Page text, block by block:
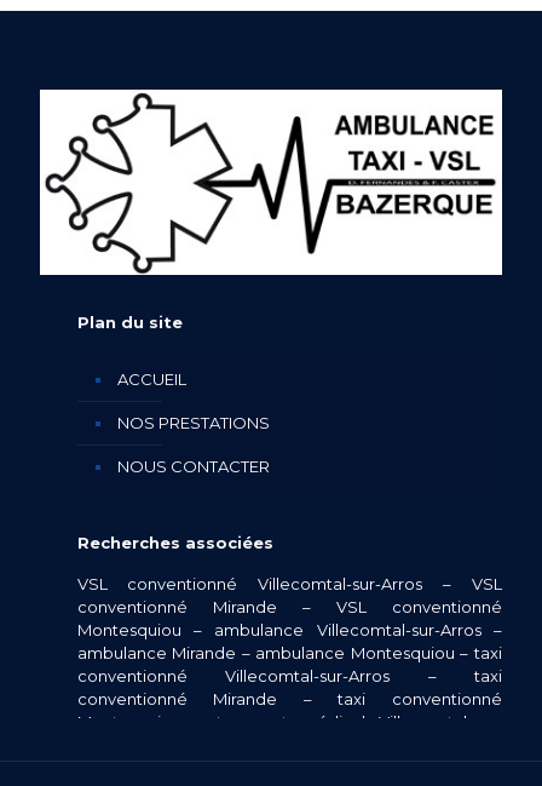
Plan du site
ACCUEIL
NOS PRESTATIONS
NOUS CONTACTER
Recherches associées
VSL conventionné Villecomtal-sur-Arros –VSL
conventionné Mirande – VSL conventionné
Montesquiou – ambulance Villecomtal-sur-Arros–
ambulance Mirande – ambulance Montesquiou –taxi
conventionné Villecomtal-sur-Arros –taxi
conventionné Mirande –taxi conventionné
Montesquiou
transport médical Villecomtal-sur-
Montesquiou–ambulance Saint-Jean-le-Comtal–